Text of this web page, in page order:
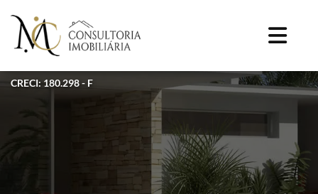
CRECI: 180.298 - F